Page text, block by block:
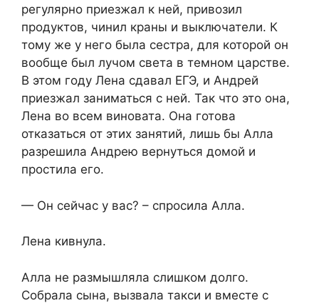
регулярно приезжал к ней, привозил
продуктов, чинил краны и выключатели. К
тому же у него была сестра, для которой он
вообще был лучом света в темном царстве.
В этом году Лена сдавал ЕГЭ, и Андрей
приезжал заниматься с ней. Так что это она,
Лена во всем виновата. Она готова
отказаться от этих занятий, лишь бы Алла
разрешила Андрею вернуться домой и
простила его.
— Он сейчас у вас? – спросила Алла.
Лена кивнула.
Алла не размышляла слишком долго.
Собрала сына, вызвала такси и вместе с